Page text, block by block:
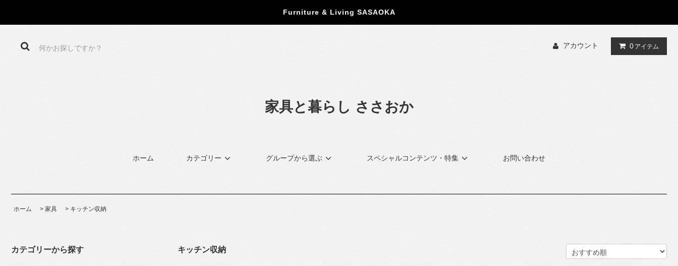
Furniture & Living SASAOKA
アカウント 0 アイテム
家具と暮らし ささおか
ホーム カテゴリー グループから選ぶ スペシャルコンテンツ・特集 お問い合わせ
ホーム > 家具 > キッチン収納
カテゴリーから探す キッチン収納